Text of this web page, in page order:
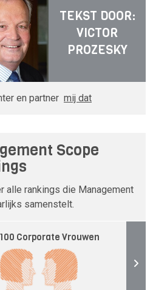
TEKST DOOR:
VICTOR
PROZESKY
en partner mij dat
Scope
alle rankings die Management
samenstelt.
Corporate Vrouwen